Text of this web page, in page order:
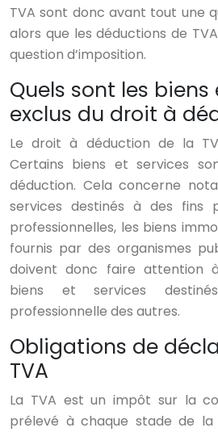
TVA sont donc avant tout une
alors que les déductions de
question d’imposition.
Quels sont les biens
exclus du droit à
Le droit à déduction de la
Certains biens et services
déduction. Cela concerne
services destinés à des fins
professionnelles, les biens
fournis par des organismes
doivent donc faire attention
biens et services
professionnelle des autres.
Obligations de
TVA
La TVA est un impôt sur la
prélevé à chaque stade de